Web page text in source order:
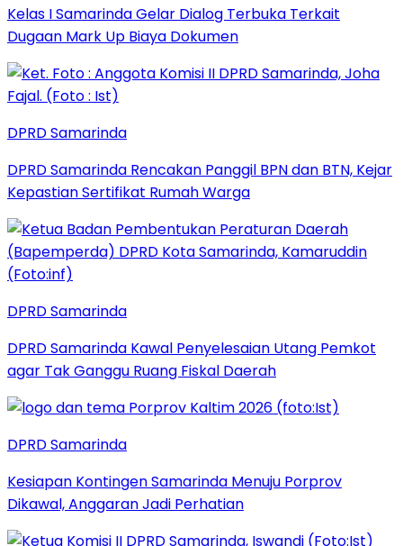
Kelas I Samarinda Gelar Dialog Terbuka Terkait
Dugaan Mark Up Biaya Dokumen
DPRD Samarinda
DPRD Samarinda Rencakan Panggil BPN dan BTN, Kejar
Kepastian Sertifikat Rumah Warga
DPRD Samarinda
DPRD Samarinda Kawal Penyelesaian Utang Pemkot
agar Tak Ganggu Ruang Fiskal Daerah
DPRD Samarinda
Kesiapan Kontingen Samarinda Menuju Porprov
Dikawal, Anggaran Jadi Perhatian